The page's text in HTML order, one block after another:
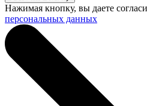
Нажимая кнопку, вы даете
персональных данных